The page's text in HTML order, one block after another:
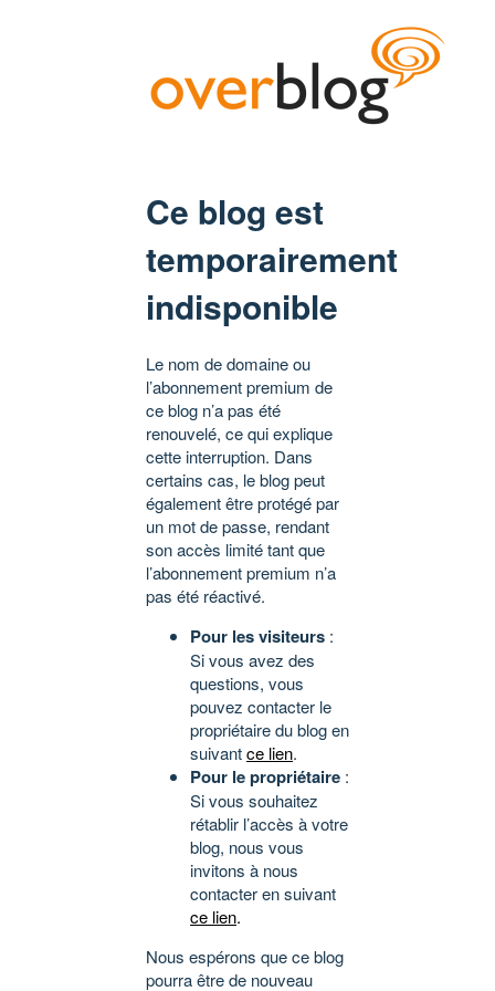
Ce blog est
temporairement
indisponible
Le nom de domaine ou
l’abonnement premium de
ce blog n’a pas été
renouvelé, ce qui explique
cette interruption. Dans
certains cas, le blog peut
également être protégé par
un mot de passe, rendant
son accès limité tant que
l’abonnement premium n’a
pas été réactivé.
Pour les visiteurs :
Si vous avez des
questions, vous
pouvez contacter le
propriétaire du blog en
suivantce lien.
Pour le propriétaire :
Si vous souhaitez
rétablir l’accès à votre
blog, nous vous
invitons à nous
contacter en suivant
ce lien.
Nous espérons que ce blog
pourra être de nouveau